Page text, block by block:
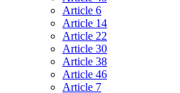
Article 6
Article 14
Article 22
Article 30
Article 38
Article 46
Article 7